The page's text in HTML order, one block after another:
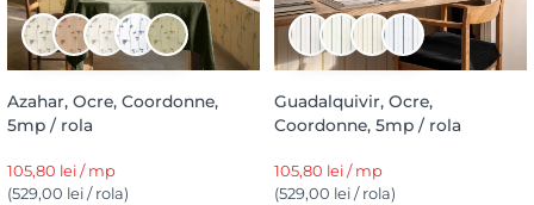
Azahar, Ocre, Coordonne,
5mp / rola
105,80 lei / mp
(529,00 lei / rola)
Guadalquivir, Ocre,
Coordonne, 5mp / rola
105,80 lei / mp
(529,00 lei / rola)